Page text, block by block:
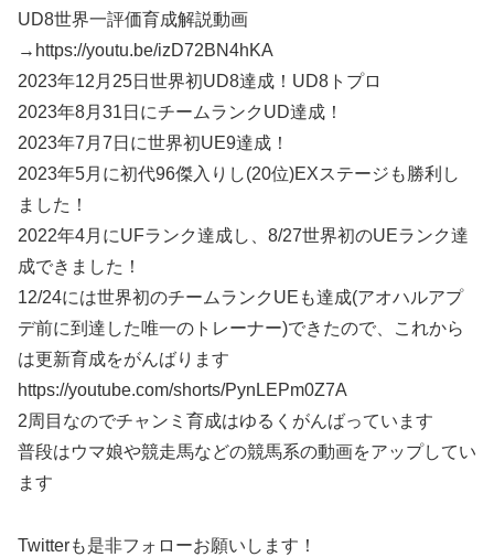
UD8世界一評価育成解説動画
→https://youtu.be/izD72BN4hKA
2023年12月25日世界初UD8達成！UD8トプロ
2023年8月31日にチームランクUD達成！
2023年7月7日に世界初UE9達成！
2023年5月に初代96傑入りし(20位)EXステージも勝利し
ました！
2022年4月にUFランク達成し、8/27世界初のUEランク達
成できました！
12/24には世界初のチームランクUEも達成(アオハルアプ
デ前に到達した唯一のトレーナー)できたので、これから
は更新育成をがんばります
https://youtube.com/shorts/PynLEPm0Z7A
2周目なのでチャンミ育成はゆるくがんばっています
普段はウマ娘や競走馬などの競馬系の動画をアップしてい
ます
Twitterも是非フォローお願いします！